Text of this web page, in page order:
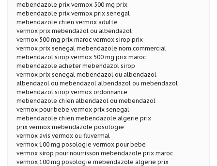
mebendazole prix vermox 500 mg prix
mebendazole prix vermox prix senegal
mebendazole chien vermox adulte
vermox prix mebendazol ou albendazol
vermox 500 mg prix maroc vermox sirop prix
vermox prix senegal mebendazole nom commercial
mebendazol sirop vermox 500 mg prix maroc
mebendazole acheter mebendazol sirop
vermox prix senegal mebendazol ou albendazol
albendazol ou mebendazol albendazol ou mebendazol
mebendazol sirop vermox ordonnance
mebendazole chien albendazol ou mebendazol
vermox pour bebe vermox prix senegal
mebendazole chien mebendazole algerie prix
prix vermox mebendazole posologie
vermox avis vermox ou fluvermal
vermox 100 mg posologie vermox pour bebe
vermox sirop pour nourrisson mebendazole prix maroc
vermox 100 mg posologie mebendazole algerie prix